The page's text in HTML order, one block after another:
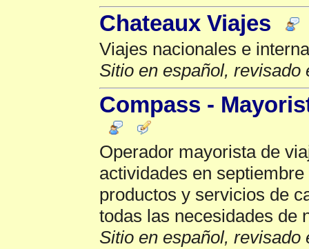
Chateaux Viajes
Viajes nacionales e
Sitio en español, revisado
Compass -
Operador mayorista de
actividades en
productos y servicios de
todas las necesidades de
Sitio en español, revisado